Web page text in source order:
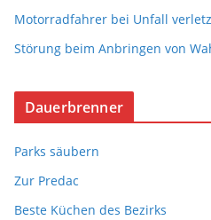
Motorradfahrer bei Unfall
Störung beim Anbringen von
Dauerbrenner
Parks säubern
Zur Predac
Beste Küchen des Bezirks